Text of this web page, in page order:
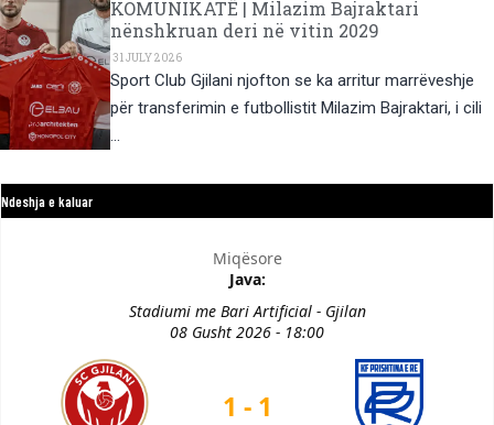
KOMUNIKATË | Milazim Bajraktari
nënshkruan deri në vitin 2029
31 JULY 2026
Sport Club Gjilani njofton se ka arritur marrëveshje
për transferimin e futbollistit Milazim Bajraktari, i cili
…
Ndeshja e kaluar